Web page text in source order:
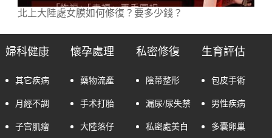
北上大陸處女膜如何修復？要多少錢？
婦科健康
其它疾病
月經不調
子宫肌瘤
懷孕處理
藥物流產
手术打胎
大陸落仔
私密修復
陰蒂整形
漏尿/尿失禁
私密處美白
生育評估
包皮手術
男性疾病
多囊卵巢